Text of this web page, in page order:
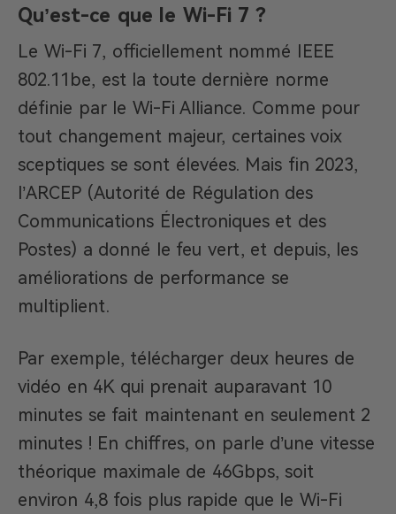
Qu’est-ce que le Wi-Fi 7 ?
Le Wi-Fi 7, officiellement nommé IEEE
802.11be, est la toute dernière norme
définie par le Wi-Fi Alliance. Comme pour
tout changement majeur, certaines voix
sceptiques se sont élevées. Mais fin 2023,
l’ARCEP (Autorité de Régulation des
Communications Électroniques et des
Postes) a donné le feu vert, et depuis, les
améliorations de performance se
multiplient.
Par exemple, télécharger deux heures de
vidéo en 4K qui prenait auparavant 10
minutes se fait maintenant en seulement 2
minutes ! En chiffres, on parle d’une vitesse
théorique maximale de 46Gbps, soit
environ 4,8 fois plus rapide que le Wi-Fi